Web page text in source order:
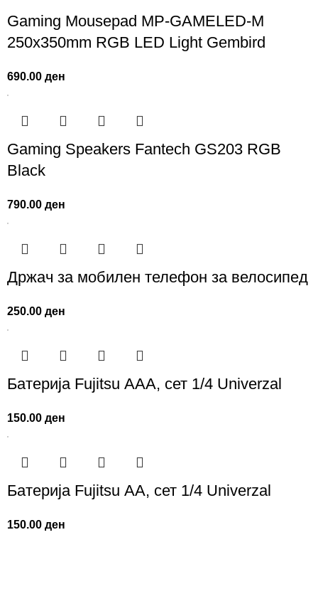
Gaming Mousepad MP-GAMELED-M
250x350mm RGB LED Light Gembird
690.00ден
Gaming Speakers Fantech GS203 RGB
Black
790.00ден
Држач за мобилен телефон за велосипед
250.00ден
Батерија Fujitsu AАА, сет 1/4 Univerzal
150.00ден
Батерија Fujitsu АА, сет 1/4 Univerzal
150.00ден